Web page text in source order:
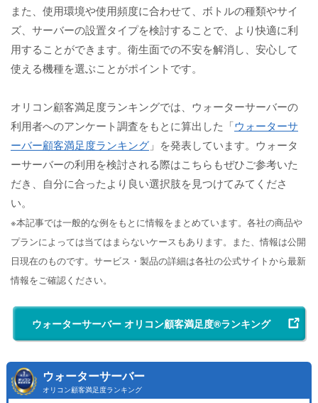
また、使用環境や使用頻度に合わせて、ボトルの種類やサイ
ズ、サーバーの設置タイプを検討することで、より快適に利
用することができます。衛生面での不安を解消し、安心して
使える機種を選ぶことがポイントです。
オリコン顧客満足度ランキングでは、ウォーターサーバーの
利用者へのアンケート調査をもとに算出した「ウォーターサ
ーバー顧客満足度ランキング 」を発表しています。ウォータ
ーサーバーの利用を検討される際はこちらもぜひご参考いた
だき、自分に合ったより良い選択肢を見つけてみてくださ
い。
※本記事では一般的な例をもとに情報をまとめています。各社の商品や
プランによっては当てはまらないケースもあります。また、情報は公開
日現在のものです。サービス・製品の詳細は各社の公式サイトから最新
情報をご確認ください。
ウォーターサーバー オリコン顧客満足度®ランキング
ウォーターサーバー
オリコン顧客満足度ランキング